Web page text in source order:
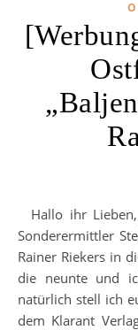
Hallo ihr Lieben, endlich geht es in der Reihe um die
Sonderermittler
Rainer Riekers in
die neunte und
natürlich stell ich
dem Klarant